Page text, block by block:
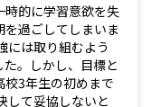
的に学習意欲を失
過ごしてしまいま
には取り組むよう
。しかし、目標と
3年生の初めまで
して妥協しないと